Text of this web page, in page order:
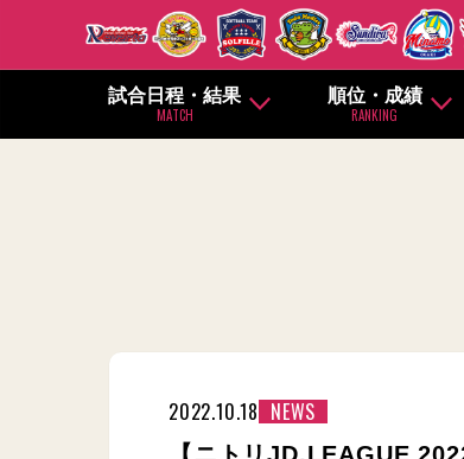
試合日程・結果
MATCH
順位・成績
RANKING
2022.10.18 NEWS